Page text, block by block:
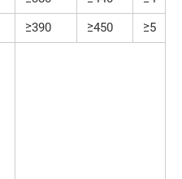
≥390 ≥450
≥5